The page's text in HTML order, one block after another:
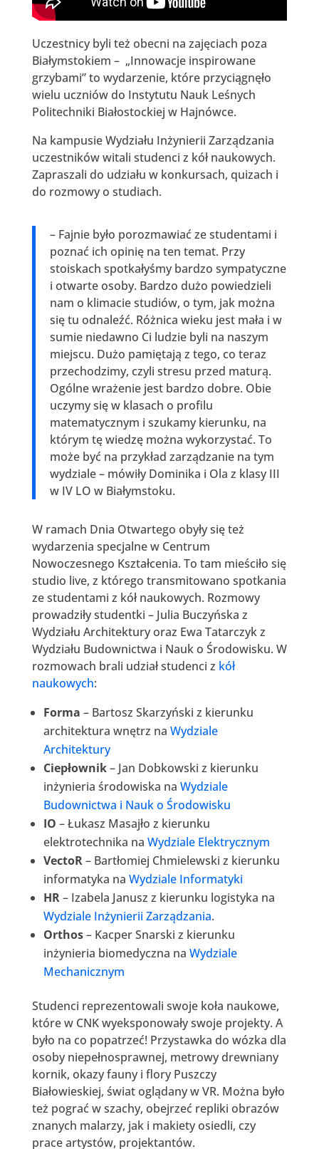
Uczestnicy byli też obecni na zajęciach poza
Białymstokiem – „Innowacje inspirowane
grzybami” to wydarzenie, które przyciągnęło
wielu uczniów do Instytutu Nauk Leśnych
Politechniki Białostockiej w Hajnówce.
Na kampusie Wydziału Inżynierii Zarządzania
uczestników witali studenci z kół naukowych.
Zapraszali do udziału w konkursach, quizach i
do rozmowy o studiach.
– Fajnie było porozmawiać ze studentami i
poznać ich opinię na ten temat. Przy
stoiskach spotkałyśmy bardzo sympatyczne
i otwarte osoby. Bardzo dużo powiedzieli
nam o klimacie studiów, o tym, jak można
się tu odnaleźć. Różnica wieku jest mała i w
sumie niedawno Ci ludzie byli na naszym
miejscu. Dużo pamiętają z tego, co teraz
przechodzimy, czyli stresu przed maturą.
Ogólne wrażenie jest bardzo dobre. Obie
uczymy się w klasach o profilu
matematycznym i szukamy kierunku, na
którym tę wiedzę można wykorzystać. To
może być na przykład zarządzanie na tym
wydziale – mówiły Dominika i Ola z klasy III
w IV LO w Białymstoku.
W ramach Dnia Otwartego obyły się też
wydarzenia specjalne w Centrum
Nowoczesnego Kształcenia. To tam mieściło się
studio live, z którego transmitowano spotkania
ze studentami z kół naukowych. Rozmowy
prowadziły studentki – Julia Buczyńska z
Wydziału Architektury oraz Ewa Tatarczyk z
Wydziału Budownictwa i Nauk o Środowisku. W
rozmowach brali udział studenci z kół
naukowych:
Forma – Bartosz Skarzyński z kierunku
architektura wnętrz na Wydziale
Architektury
Ciepłownik– Jan Dobkowski z kierunku
inżynieria środowiska na Wydziale
Budownictwa i Nauk o Środowisku
IO – Łukasz Masajło z kierunku
elektrotechnika na Wydziale Elektrycznym
VectoR– Bartłomiej Chmielewski z kierunku
informatyka na Wydziale Informatyki
HR– Izabela Janusz z kierunku logistyka na
Wydziale Inżynierii Zarządzania.
Orthos– Kacper Snarski z kierunku
inżynieria biomedyczna na Wydziale
Mechanicznym
Studenci reprezentowali swoje koła naukowe,
które w CNK wyeksponowały swoje projekty. A
było na co popatrzeć! Przystawka do wózka dla
osoby niepełnosprawnej, metrowy drewniany
kornik, okazy fauny i flory Puszczy
Białowieskiej, świat oglądany w VR. Można było
też pograć w szachy, obejrzeć repliki obrazów
znanych malarzy, jak i makiety osiedli, czy
prace artystów, projektantów.